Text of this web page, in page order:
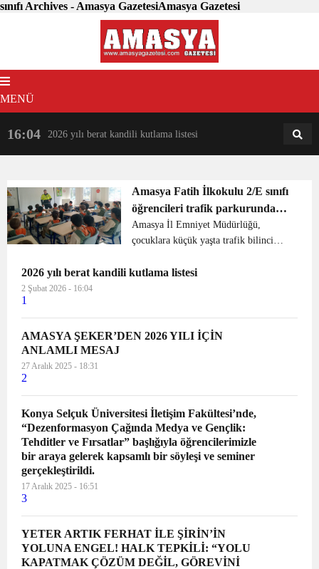
sınıfı Archives - Amasya GazetesiAmasya Gazetesi
MENÜ
16:04 2026 yılı berat kandili kutlama listesi 18:31
Amasya Fatih İlkokulu 2/E sınıfı
öğrencileri trafik parkurunda
trafik kurallarını öğrenmek için
ziyaret gerçekleştirdi.
Amasya İl Emniyet Müdürlüğü,
çocuklara küçük yaşta trafik bilinci
Parkı’nda kuralları uygulamalı olarak
2026 yılı berat kandili kutlama listesi
2 Şubat 2026 - 16:04
1
AMASYA ŞEKER’DEN 2026 YILI İÇİN
ANLAMLI MESAJ
27 Aralık 2025 - 18:31
2
Konya Selçuk Üniversitesi İletişim Fakültesi’nde,
“Dezenformasyon Çağında Medya ve Gençlik:
Tehditler ve Fırsatlar” başlığıyla öğrencilerimizle
bir araya gelerek kapsamlı bir söyleşi ve seminer
gerçekleştirildi.
17 Aralık 2025 - 16:51
3
YETER ARTIK FERHAT İLE ŞİRİN’İN
YOLUNA ENGEL! HALK TEPKİLİ: “YOLU
KAPATMAK ÇÖZÜM DEĞİL, GÖREVİNİ